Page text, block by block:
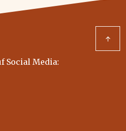
↑
Social Media: